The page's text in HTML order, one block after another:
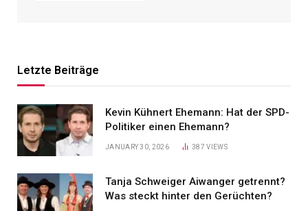
Letzte Beiträge
Kevin Kühnert Ehemann: Hat der SPD-
Politiker einen Ehemann?
JANUARY 30, 2026 387VIEWS
Tanja Schweiger Aiwanger getrennt?
Was steckt hinter den Gerüchten?